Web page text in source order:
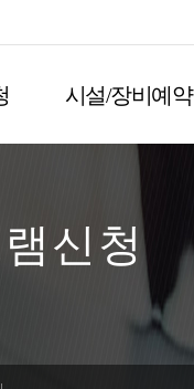
시설/장비예약
신청